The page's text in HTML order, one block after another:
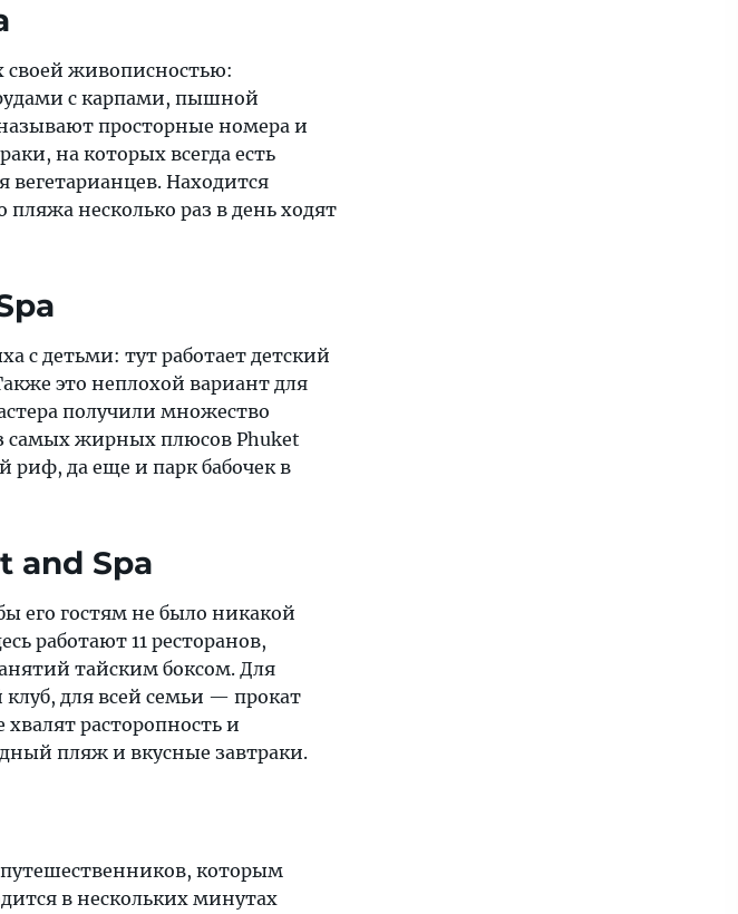
своей живописностью:
с карпами, пышной
просторные номера и
на которых всегда есть
вегетарианцев. Находится
несколько раз в день ходят
с детьми: тут работает детский
это неплохой вариант для
получили множество
самых жирных плюсов Phuket
риф, да еще и парк бабочек в
and Spa
его гостям не было никакой
работают 11 ресторанов,
тайским боксом. Для
клуб, для всей семьи — прокат
расторопность и
пляж и вкусные завтраки.
которым
в нескольких минутах